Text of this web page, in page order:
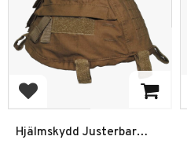
Add to favorites
Hjälmskydd Justerbar